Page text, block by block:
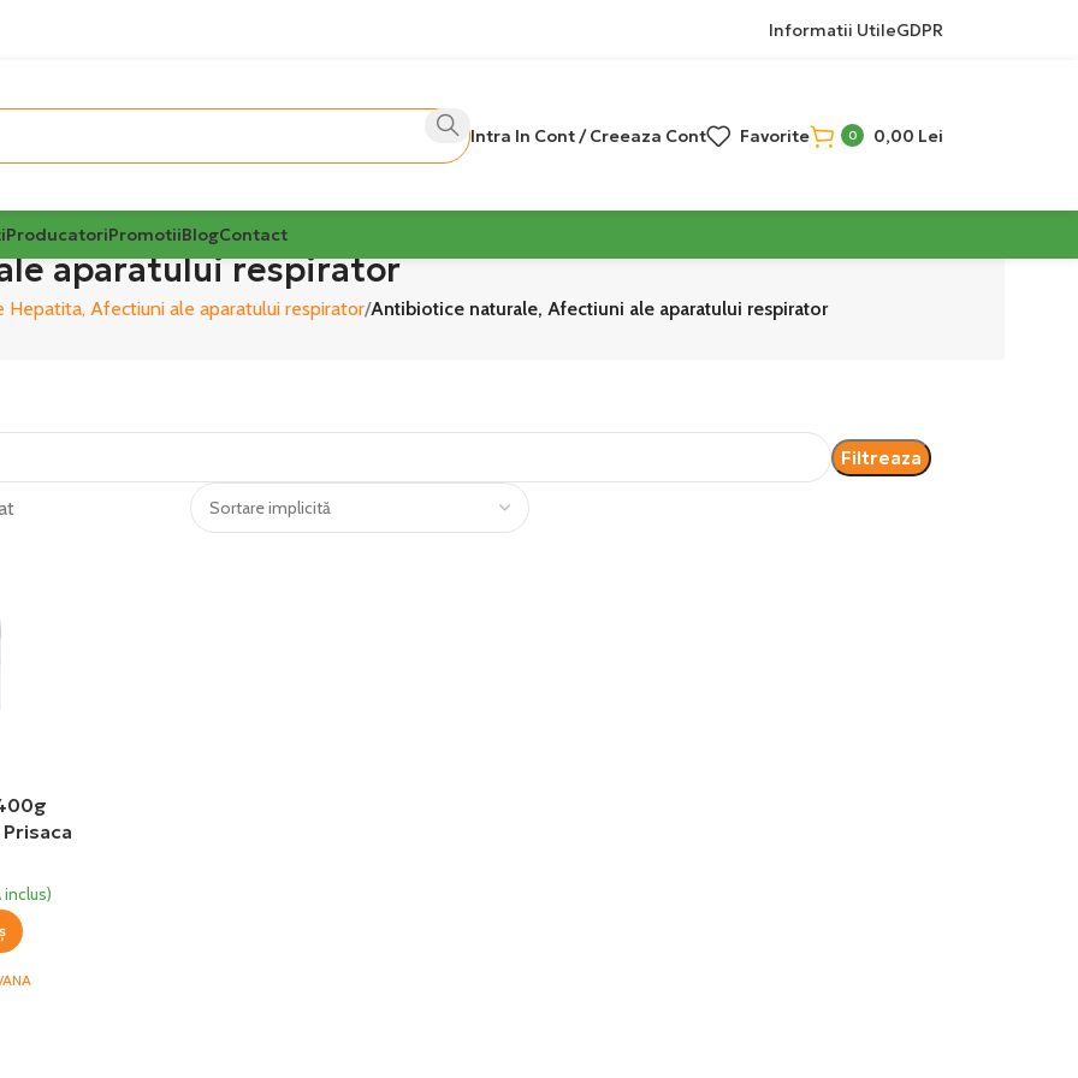
Informatii UtileGDPR
Intra In Cont / Creeaza Cont Favorite 0 0,00 Lei
ProducatoriPromotiiBlogContact
aparatului respirator
Hepatita, Afectiuni ale aparatului respirator Antibiotice naturale, Afectiuni ale aparatului respirator
Filtreaza
inclus)